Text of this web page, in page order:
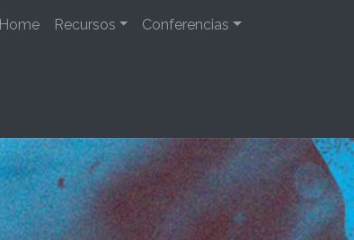
Home Recursos Conferencias